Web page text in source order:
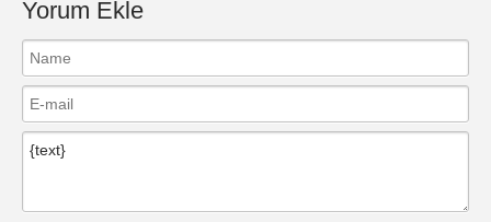
Yorum Ekle